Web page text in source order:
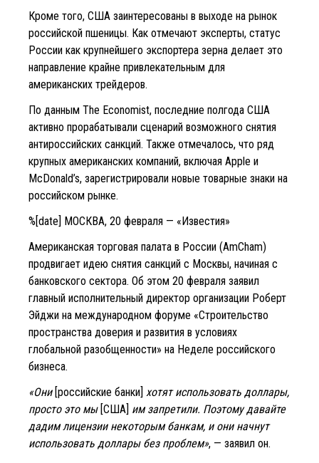
Кроме того, США заинтересованы в выходе на рынок
российской пшеницы. Как отмечают эксперты, статус
России как крупнейшего экспортера зерна делает это
направление крайне привлекательным для
американских трейдеров.
По данным The Economist, последние полгода США
активно прорабатывали сценарий возможного снятия
антироссийских санкций. Также отмечалось, что ряд
крупных американских компаний, включая Apple и
McDonald’s, зарегистрировали новые товарные знаки на
российском рынке.
%[date] МОСКВА, 20 февраля — «Известия»
Американская торговая палата в России (AmCham)
продвигает идею снятия санкций с Москвы, начиная с
банковского сектора. Об этом 20 февраля заявил
главный исполнительный директор организации Роберт
Эйджи на международном форуме «Строительство
пространства доверия и развития в условиях
глобальной разобщенности» на Неделе российского
бизнеса.
«Они[российские банки] хотят использовать доллары,
просто это мы[США] им запретили. Поэтому давайте
дадим лицензии некоторым банкам, и они начнут
использовать доллары без проблем», — заявил он.